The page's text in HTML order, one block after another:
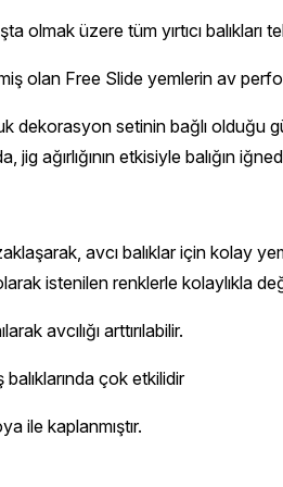
olmak üzere tüm yırtıcı
olan Free Slide yemlerin av
dekorasyon setinin bağlı olduğu
ağırlığının etkisiyle balığın
avcı balıklar için kolay
istenilen renklerle kolaylıkla
avcılığı arttırılabilir.
çok etkilidir
ile kaplanmıştır.